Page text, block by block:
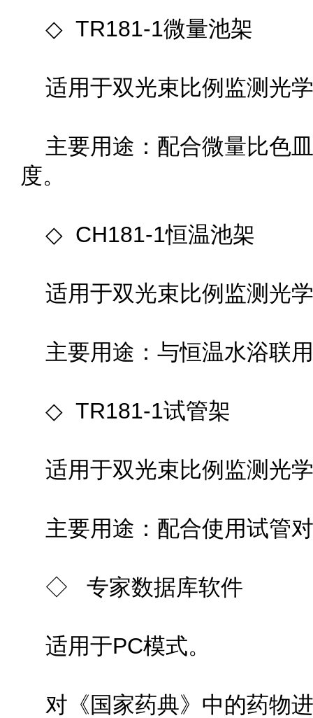
◇ TR181-1微量池架
适用于双光束比例监测光学系
主要用途：配合微量比色皿
度。
◇ CH181-1恒温池架
适用于双光束比例监测光学
主要用途：与恒温水浴联
◇ TR181-1试管架
适用于双光束比例监测光学
主要用途：配合使用试管对
◇ 专家数据库软件
适用于PC模式。
对《国家药典》中的药物进